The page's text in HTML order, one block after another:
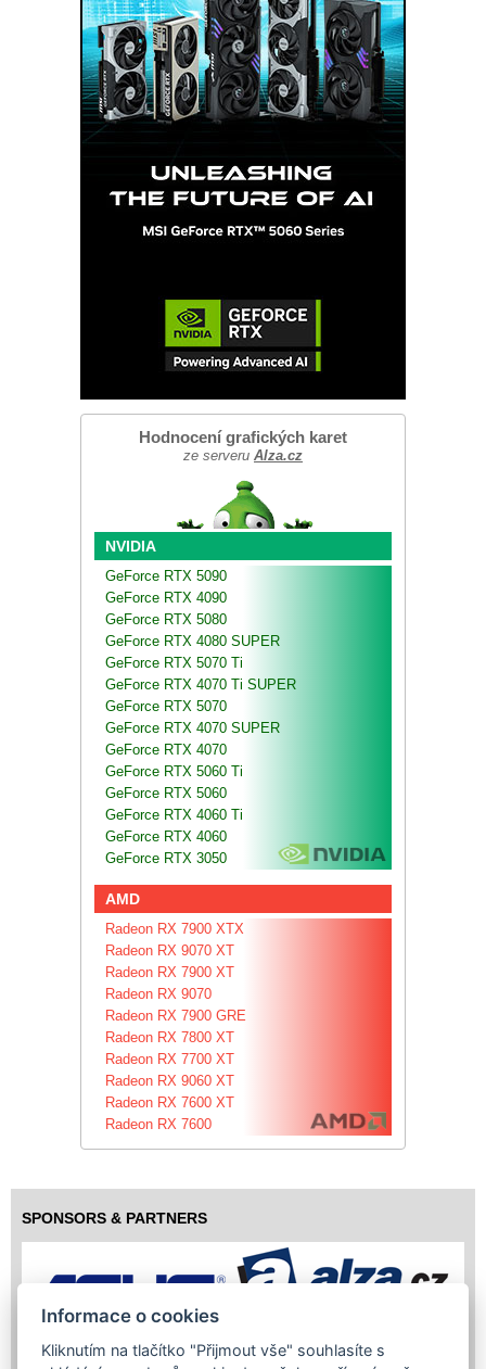
Hodnocení grafických karet
ze serveru Alza.cz
NVIDIA
GeForce RTX 5090
GeForce RTX 4090
GeForce RTX 5080
GeForce RTX 4080 SUPER
GeForce RTX 5070 Ti
GeForce RTX 4070 Ti SUPER
GeForce RTX 5070
GeForce RTX 4070 SUPER
GeForce RTX 4070
GeForce RTX 5060 Ti
GeForce RTX 5060
GeForce RTX 4060 Ti
GeForce RTX 4060
GeForce RTX 3050
AMD
Radeon RX 7900 XTX
Radeon RX 9070 XT
Radeon RX 7900 XT
Radeon RX 9070
Radeon RX 7900 GRE
Radeon RX 7800 XT
Radeon RX 7700 XT
Radeon RX 9060 XT
Radeon RX 7600 XT
Radeon RX 7600
SPONSORS & PARTNERS
Informace o cookies
Kliknutím na tlačítko "Přijmout vše" souhlasíte s